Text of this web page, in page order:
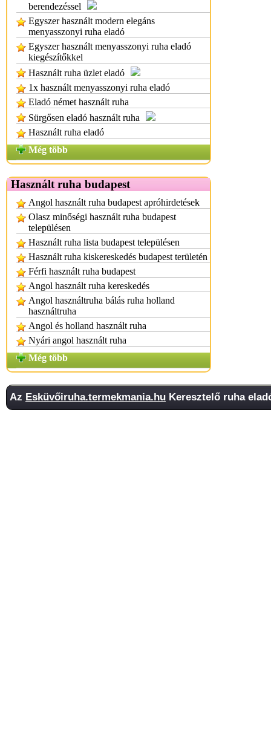
berendezéssel
Egyszer használt modern elegáns
menyasszonyi ruha eladó
Egyszer használt menyasszonyi ruha eladó
kiegészítőkkel
Használt ruha üzlet eladó
1x használt menyasszonyi ruha eladó
Eladó német használt ruha
Sürgősen eladó használt ruha
Használt ruha eladó
Még több
Használt ruha budapest
Angol használt ruha budapest apróhirdetések
Olasz minőségi használt ruha budapest
településen
Használt ruha lista budapest településen
Használt ruha kiskereskedés budapest területén
Férfi használt ruha budapest
Angol használt ruha kereskedés
Angol használtruha bálás ruha holland
használtruha
Angol és holland használt ruha
Nyári angol használt ruha
Még több
Az Esküvőiruha.termekmania.hu Keresztelő ruha